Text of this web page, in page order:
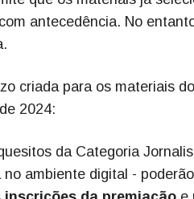
antecedência. No
criada para os materiais
2024:
da Categoria
ambiente digital -